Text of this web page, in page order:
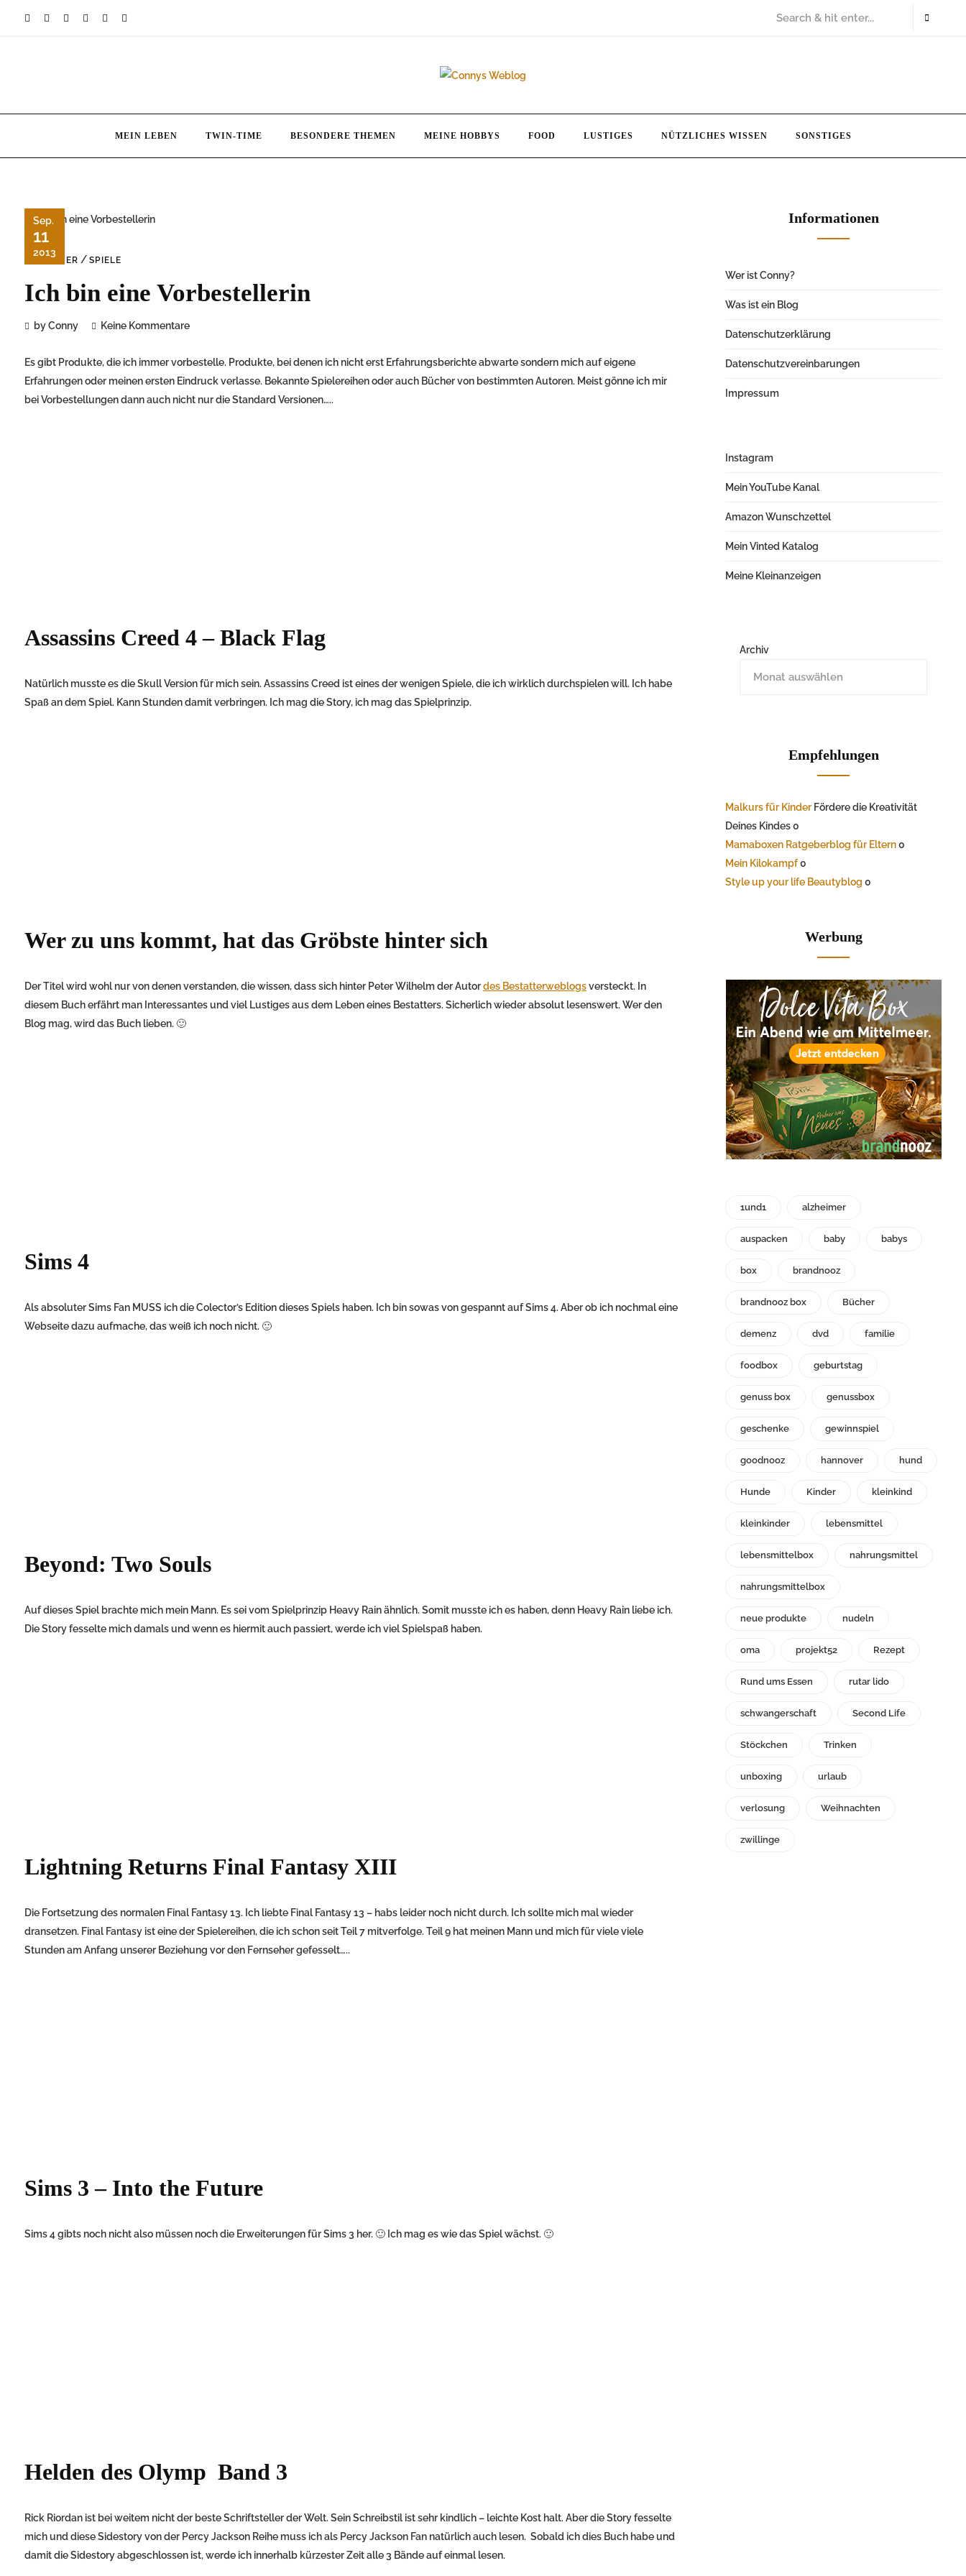
MEIN LEBEN TWIN-TIME BESONDERE THEMEN MEINE HOBBYS FOOD LUSTIGES NÜTZLICHES WISSEN SONSTIGES
Sep.
11
2013
BÜCHER /SPIELE
Ich bin eine Vorbestellerin
by Conny Keine Kommentare
Es gibt Produkte, die ich immer vorbestelle. Produkte, bei denen ich nicht erst Erfahrungsberichte abwarte sondern mich auf eigene
Erfahrungen oder meinen ersten Eindruck verlasse. Bekannte Spielereihen oder auch Bücher von bestimmten Autoren. Meist gönne ich mir
bei Vorbestellungen dann auch nicht nur die Standard Versionen…..
Assassins Creed 4 – Black Flag
Natürlich musste es die Skull Version für mich sein. Assassins Creed ist eines der wenigen Spiele, die ich wirklich durchspielen will. Ich habe
Spaß an dem Spiel. Kann Stunden damit verbringen. Ich mag die Story, ich mag das Spielprinzip.
Wer zu uns kommt, hat das Gröbste hinter sich
Der Titel wird wohl nur von denen verstanden, die wissen, dass sich hinter Peter Wilhelm der Autordes Bestatterweblogsversteckt. In
diesem Buch erfährt man Interessantes und viel Lustiges aus dem Leben eines Bestatters. Sicherlich wieder absolut lesenswert. Wer den
Blog mag, wird das Buch lieben. 🙂
Sims 4
Als absoluter Sims Fan MUSS ich die Colector’s Edition dieses Spiels haben. Ich bin sowas von gespannt auf Sims 4. Aber ob ich nochmal eine
Webseite dazu aufmache, das weiß ich noch nicht. 🙂
Beyond: Two Souls
Auf dieses Spiel brachte mich mein Mann. Es sei vom Spielprinzip Heavy Rain ähnlich. Somit musste ich es haben, denn Heavy Rain liebe ich.
Die Story fesselte mich damals und wenn es hiermit auch passiert, werde ich viel Spielspaß haben.
Lightning Returns Final Fantasy XIII
Die Fortsetzung des normalen Final Fantasy 13. Ich liebte Final Fantasy 13 – habs leider noch nicht durch. Ich sollte mich mal wieder
dransetzen. Final Fantasy ist eine der Spielereihen, die ich schon seit Teil 7 mitverfolge. Teil 9 hat meinen Mann und mich für viele viele
Stunden am Anfang unserer Beziehung vor den Fernseher gefesselt…..
Sims 3 – Into the Future
Sims 4 gibts noch nicht also müssen noch die Erweiterungen für Sims 3 her. 🙂 Ich mag es wie das Spiel wächst. 🙂
Helden des Olymp Band 3
Rick Riordan ist bei weitem nicht der beste Schriftsteller der Welt. Sein Schreibstil ist sehr kindlich – leichte Kost halt. Aber die Story fesselte
mich und diese Sidestory von der Percy Jackson Reihe muss ich als Percy Jackson Fan natürlich auch lesen. Sobald ich dies Buch habe und
damit die Sidestory abgeschlossen ist, werde ich innerhalb kürzester Zeit alle 3 Bände auf einmal lesen.
Informationen
Wer ist Conny?
Was ist ein Blog
Datenschutzerklärung
Datenschutzvereinbarungen
Impressum
Instagram
Mein YouTube Kanal
Amazon Wunschzettel
Mein Vinted Katalog
Meine Kleinanzeigen
Archiv
Empfehlungen
Malkurs für Kinder Fördere die Kreativität
Deines Kindes 0
Mamaboxen Ratgeberblog für Eltern0
Mein Kilokampf0
Style up your life Beautyblog 0
Werbung
1und1 alzheimer
auspacken baby babys
box brandnooz
brandnooz box Bücher
demenz dvd familie
foodbox geburtstag
genuss box genussbox
geschenke gewinnspiel
goodnooz hannover hund
Hunde Kinder kleinkind
kleinkinder lebensmittel
lebensmittelbox nahrungsmittel
nahrungsmittelbox
neue produkte nudeln
oma projekt52 Rezept
Rund ums Essen rutar lido
schwangerschaft Second Life
Stöckchen Trinken
unboxing urlaub
verlosung Weihnachten
zwillinge